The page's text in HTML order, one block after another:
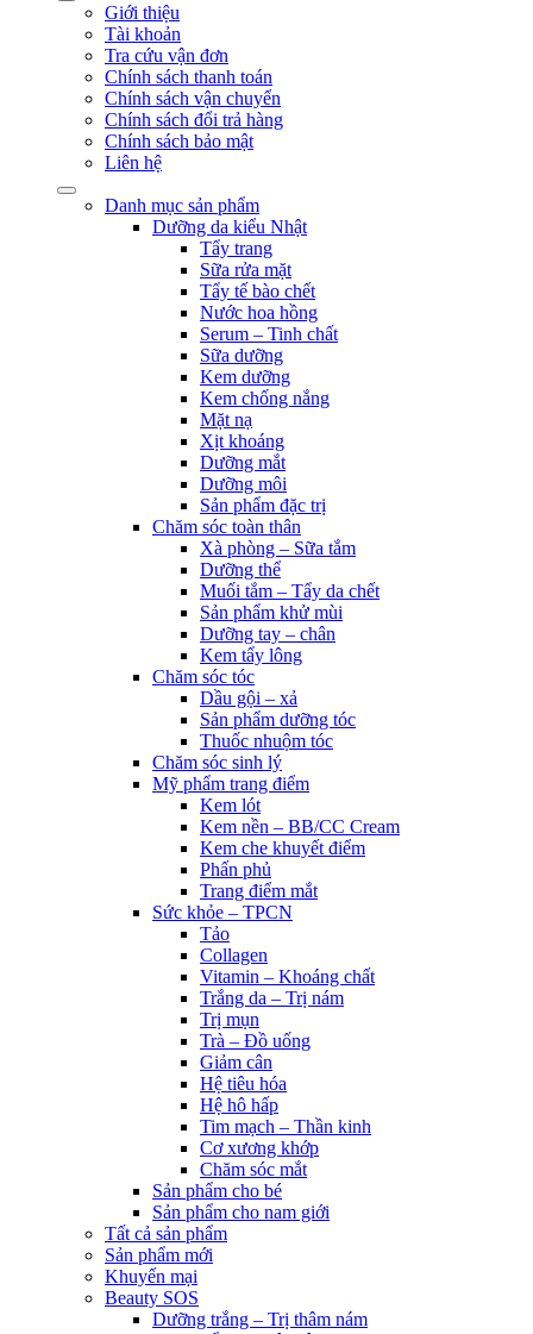
Giới thiệu
Tài khoản
Tra cứu vận đơn
Chính sách thanh toán
Chính sách vận chuyển
Chính sách đổi trả hàng
Chính sách bảo mật
Liên hệ
Danh mục sản phẩm
Dưỡng da kiểu Nhật
Tẩy trang
Sữa rửa mặt
Tẩy tế bào chết
Nước hoa hồng
Serum – Tinh chất
Sữa dưỡng
Kem dưỡng
Kem chống nắng
Mặt nạ
Xịt khoáng
Dưỡng mắt
Dưỡng môi
Sản phẩm đặc trị
Chăm sóc toàn thân
Xà phòng – Sữa tắm
Dưỡng thể
Muối tắm – Tẩy da chết
Sản phẩm khử mùi
Dưỡng tay – chân
Kem tẩy lông
Chăm sóc tóc
Dầu gội – xả
Sản phẩm dưỡng tóc
Thuốc nhuộm tóc
Chăm sóc sinh lý
Mỹ phẩm trang điểm
Kem lót
Kem nền – BB/CC Cream
Kem che khuyết điểm
Phấn phủ
Trang điểm mắt
Sức khỏe – TPCN
Tảo
Collagen
Vitamin – Khoáng chất
Trắng da – Trị nám
Trị mụn
Trà – Đồ uống
Giảm cân
Hệ tiêu hóa
Hệ hô hấp
Tim mạch – Thần kinh
Cơ xương khớp
Chăm sóc mắt
Sản phẩm cho bé
Sản phẩm cho nam giới
Tất cả sản phẩm
Sản phẩm mới
Khuyến mại
Beauty SOS
Dưỡng trắng – Trị thâm nám